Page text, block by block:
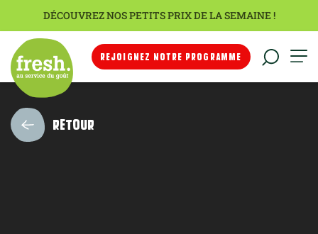
DÉCOUVREZ NOS PETITS PRIX DE LA SEMAINE !
REJOIGNEZ NOTRE PROGRAMME
RETOUR